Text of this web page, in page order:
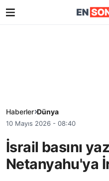
Haberler Dünya
10 Mayıs 2026 - 08:40
İsrail basını
Netanyahu'ya